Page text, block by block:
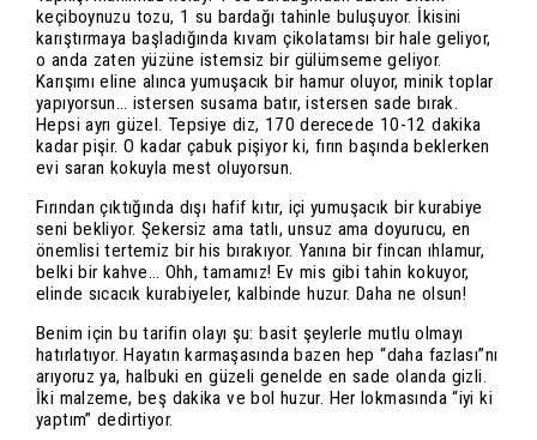
keçiboynuzu tozu, 1 su bardağı tahinle buluşuyor. İkisini
karıştırmaya başladığında kıvam çikolatamsı bir hale geliyor,
o anda zaten yüzüne istemsiz bir gülümseme geliyor.
Karışımı eline alınca yumuşacık bir hamur oluyor, minik toplar
yapıyorsun… istersen susama batır, istersen sade bırak.
Hepsi ayrı güzel. Tepsiye diz, 170 derecede 10-12 dakika
kadar pişir. O kadar çabuk pişiyor ki, fırın başında beklerken
evi saran kokuyla mest oluyorsun.
Fırından çıktığında dışı hafif kıtır, içi yumuşacık bir kurabiye
seni bekliyor. Şekersiz ama tatlı, unsuz ama doyurucu, en
önemlisi tertemiz bir his bırakıyor. Yanına bir fincan ıhlamur,
belki bir kahve… Ohh, tamamız! Ev mis gibi tahin kokuyor,
elinde sıcacık kurabiyeler, kalbinde huzur. Daha ne olsun!
Benim için bu tarifin olayı şu: basit şeylerle mutlu olmayı
hatırlatıyor. Hayatın karmaşasında bazen hep “daha fazlası”nı
arıyoruz ya, halbuki en güzeli genelde en sade olanda gizli.
İki malzeme, beş dakika ve bol huzur. Her lokmasında “iyi ki
yaptım” dedirtiyor.